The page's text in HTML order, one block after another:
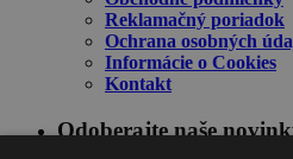
Reklamačný poriadok
Ochrana osobných
Informácie o Cookies
Kontakt
Odoberajte naše